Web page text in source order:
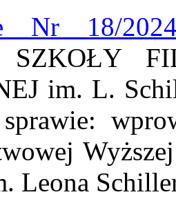
Nr 18/
SZKOŁY
im. L.
Leona